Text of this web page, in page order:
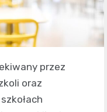
przez
oraz